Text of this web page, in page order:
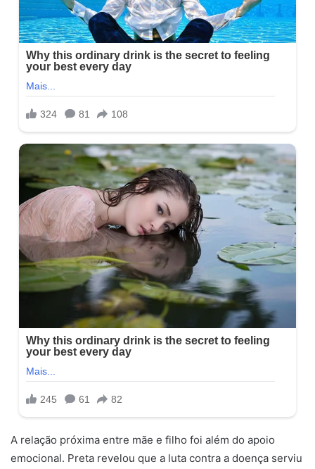
A relação próxima entre mãe e filho foi além do apoio
emocional. Preta revelou que a luta contra a doença serviu